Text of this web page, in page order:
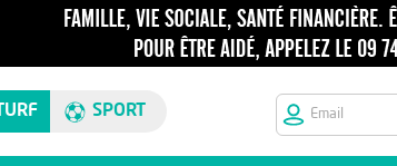
SPORT